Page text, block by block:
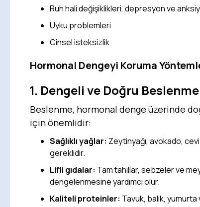
Ruh hali değişiklikleri, depresyon ve
Uyku problemleri
Cinsel isteksizlik
Hormonal Dengeyi Koruma
1. Dengeli ve Doğru Beslenme
Beslenme, hormonal denge üzerinde
için önemlidir:
Sağlıklı yağlar: Zeytinyağı, avokado,
gereklidir.
Lifli gıdalar: Tam tahıllar, sebzeler ve
dengelenmesine yardımcı olur.
Kaliteli proteinler: Tavuk, balık,